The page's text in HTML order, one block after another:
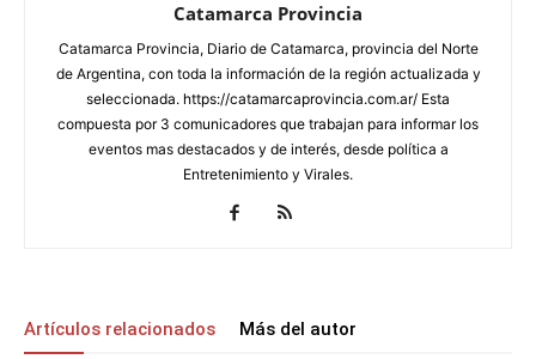
Catamarca Provincia
Catamarca Provincia, Diario de Catamarca, provincia del Norte
de Argentina, con toda la información de la región actualizada y
seleccionada. https://catamarcaprovincia.com.ar/ Esta
compuesta por 3 comunicadores que trabajan para informar los
eventos mas destacados y de interés, desde política a
Entretenimiento y Virales.
Artículos relacionados Más del autor